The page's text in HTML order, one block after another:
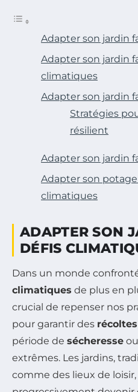
Adapter son jardin
Adapter son jardin
climatiques
Adapter son jardin
Stratégies
résilient
Adapter son jardin
Adapter son
climatiques
ADAPTER SON
DÉFIS
Dans un monde
climatiques de plus en
crucial de repenser nos
pour garantir des
période de sécheresse
extrêmes. Les jardins,
comme des lieux de